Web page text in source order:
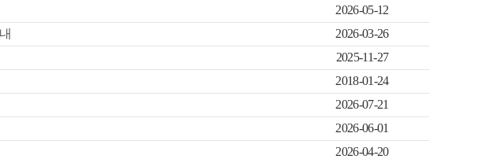
2026-05-12
2026-03-26
2025-11-27
2018-01-24
2026-07-21
2026-06-01
2026-04-20